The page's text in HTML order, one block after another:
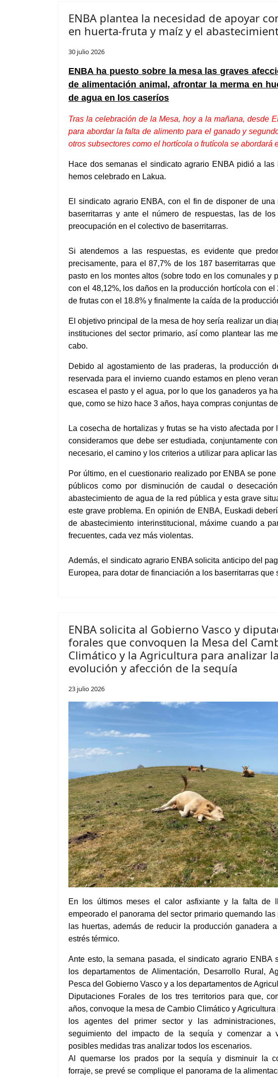
ENBA plantea la necesidad de apoyar
en huerta-fruta y maíz y el
30 julio 2026
ENBA ha puesto sobre la mesa las graves
de alimentación animal, afrontar la merma en
de agua en los caseríos
Tras la celebración de la Mesa, hoy a la mañana, desde
para abordar la falta de alimento para el ganado y
otros subsectores como el hortícola o frutícola se
Hace dos semanas el sindicato agrario ENBA pidió a
hemos celebrado en Lakua.
El sindicato agrario ENBA, con el fin de disponer de
baserritarras y ante el número de respuestas, las de
preocupación en el colectivo de baserritarras.
Si atendemos a las respuestas, es evidente que
precisamente, para el 87,7% de los 187 baserritarras
pasto en los montes altos (sobre todo en los comunales
con el 48,12%, los daños en la producción hortícola con
de frutas con el 18.8% y finalmente la caída de la
El objetivo principal de la mesa de hoy sería realizar un
instituciones del sector primario, así como plantear las
cabo.
Debido al agostamientode las praderas, la producción
reservada para el invierno cuando estamos en pleno
escasea el pasto y el agua, por lo que los ganaderos ya
que, como se hizo hace 3 años, haya compras conjuntas
La cosecha de hortalizas y frutas se ha visto afectada por
consideramos que debe ser estudiada, conjuntamente
necesario, el camino y los criterios a utilizar para aplicar
Por último, en el cuestionario realizado por ENBA se
públicoscomo por disminución de caudalo
abastecimiento de agua de la red pública y estagrave
este grave problema. En opinión de ENBA, Euskadi
de abastecimiento interinstitucional, máxime cuando a
frecuentes, cada vez más violentas.
Además,el sindicato agrario ENBA solicita anticipo del
Europea, para dotar de financiación a los baserritarras
ENBA solicita al Gobierno Vasco y
forales que convoquen la Mesa del
Climático y la Agricultura para analizar la
evolución y afección de la sequía
23 julio 2026
En los últimos meses el calor asfixiantey la falta de
empeorado el panorama del sector primarioquemando
las huertas,además de reducirla producción ganadera
estrés térmico.
Ante esto, la semana pasada, el sindicato agrario ENBA
los departamentos de Alimentación, Desarrollo Rural,
Pesca del Gobierno Vasco y a los departamentos de
Diputaciones Forales de los tres territorios para que,
años, convoque la mesa de Cambio Climático y Agricultura
los agentes del primer sector y las administraciones,
seguimiento del impacto de la sequía y comenzar a
posibles medidas tras analizar todos los escenarios.
Al quemarselos prados por la sequía y disminuir la
forraje,se prevé se complique e l panoramade la